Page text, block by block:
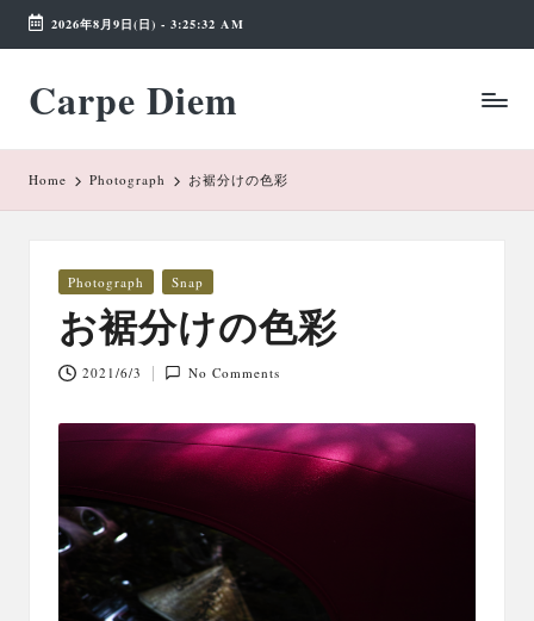
Skip
content
2026年8月9日(日) - 3:25:32 AM
Carpe Diem
Weekend
Wonderland
Home Photograph お裾分けの色彩
Posted
Photograph Snap
お裾分けの色彩
2021/6/3 No Comments